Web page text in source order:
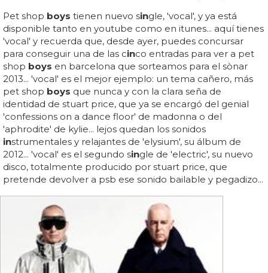
Pet shop boys tienen nuevo single, 'vocal', y ya está
disponible tanto en youtube como en itunes... aquí tienes
'vocal' y recuerda que, desde ayer, puedes concursar
para conseguir una de las cinco entradas para ver a pet
shop boys en barcelona que sorteamos para el sònar
2013... 'vocal' es el mejor ejemplo: un tema cañero, más
pet shop boys que nunca y con la clara seña de
identidad de stuart price, que ya se encargó del genial
'confessions on a dance floor' de madonna o del
'aphrodite' de kylie... lejos quedan los sonidos
instrumentales y relajantes de 'elysium', su álbum de
2012... 'vocal' es el segundo single de 'electric', su nuevo
disco, totalmente producido por stuart price, que
pretende devolver a psb ese sonido bailable y pegadizo...